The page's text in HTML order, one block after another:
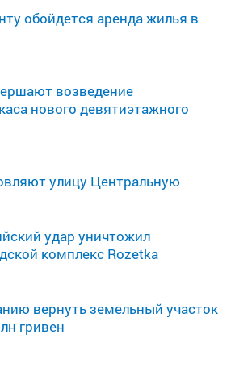
обойдется аренда жилья в
возведение
нового девятиэтажного
улицу Центральную
удар уничтожил
комплекс Rozetka
вернуть земельный участок
гривен